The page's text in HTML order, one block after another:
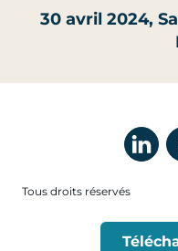
30 avril 2024,
Tous droits réservés